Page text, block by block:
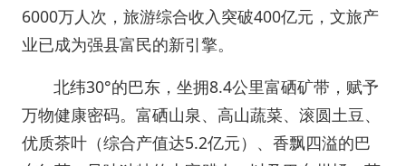
6000万人次，旅游综合收入突破400亿元，文旅产
业已成为强县富民的新引擎。
北纬30°的巴东，坐拥8.4公里富硒矿带，赋予
万物健康密码。富硒山泉、高山蔬菜、滚圆土豆、
优质茶叶（综合产值达5.2亿元）、香飘四溢的巴